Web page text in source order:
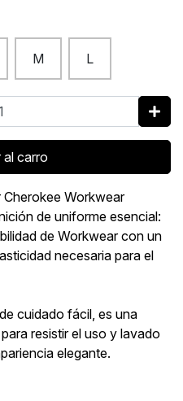
M L
al carro
Cherokee Workwear
de uniforme esencial:
de Workwear con un
necesaria para el
cuidado fácil, es una
resistir el uso y lavado
elegante.